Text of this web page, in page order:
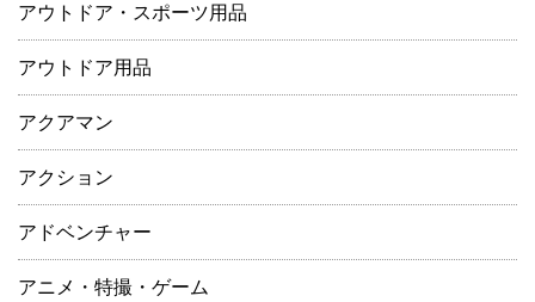
アウトドア・スポーツ用品
アウトドア用品
アクアマン
アクション
アドベンチャー
アニメ・特撮・ゲーム